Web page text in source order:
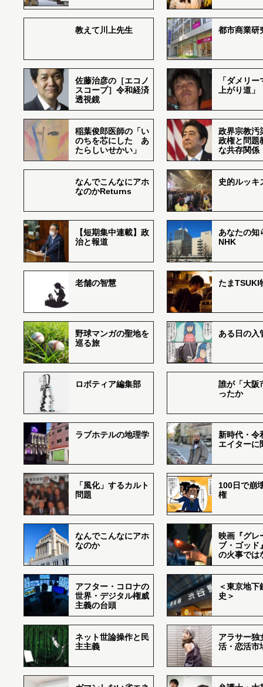
教えて川上先生 都市商業研
佐藤治彦の［エコノ
スコープ］令和経済
透視鏡
「ダメリ
上がり道」
稲葉俊郎医師の「い
のちを芯にした あ
たらしいせかい」
政界宗教汚
政権と問題
な共存関係
なんでこんなにアホ
なのかReturns
史的ルッキ
【短期集中連載】政
治と報道
あなたの知
NHK
老舗の智慧 たまTSUKI
野球マンガの聖地を
巡る旅
ある日の入
ロボティア編集部
誰が「大阪
ったか
ラブホテルの地理学
新時代・令
エイターに
「風化」するカルト
問題
100日で崩
権
なんでこんなにアホ
なのか
映画『グレ
ブ・ゴッド
の火事では
アフター・コロナの
世界・デジタル権威
主義の台頭
＜東京地下
史＞
ネット世論操作と民
主主義
アラサー独
活・恋活市